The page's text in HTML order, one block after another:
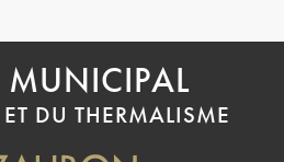
MUNICIPAL
DU THERMALISME